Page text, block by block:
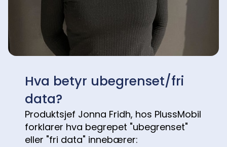
Hva betyr ubegrenset/fri
data?
Produktsjef Jonna Fridh, hos PlussMobil
forklarer hva begrepet "ubegrenset"
eller "fri data" innebærer: